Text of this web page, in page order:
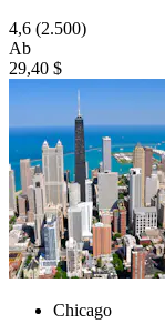
4,6 (2.500)
Ab
29,40 $
Chicago